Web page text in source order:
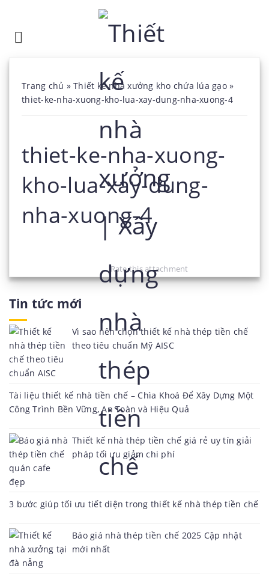
Trang chủ » Thiết kế nhà xưởng kho chứa lúa gạo»
thiet-ke-nha-xuong-kho-lua-xay-dung-nha-xuong-4
thiet-ke-nha-xuong-
kho-lua-xay-dung-
nha-xuong-4
Rate this attachment
Tin tức mới
Vì sao nên chọn thiết kế nhà thép tiền chế
theo tiêu chuẩn Mỹ AISC
Tài liệu thiết kế nhà tiền chế – Chìa Khoá Để Xây Dựng Một
Công Trình Bền Vững, An Toàn và Hiệu Quả
Thiết kế nhà thép tiền chế giá rẻ uy tín giải
pháp tối ưu giảm chi phí
3 bước giúp tối ưu tiết diện trong thiết kế nhà thép tiền chế
Báo giá nhà thép tiền chế 2025 Cập nhật
mới nhất